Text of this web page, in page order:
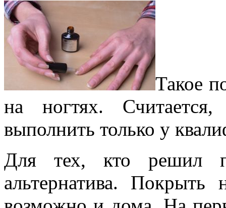
Такое
на ногтях.
выполнить только у
Для тех, кто решил
альтернатива. Покрыть